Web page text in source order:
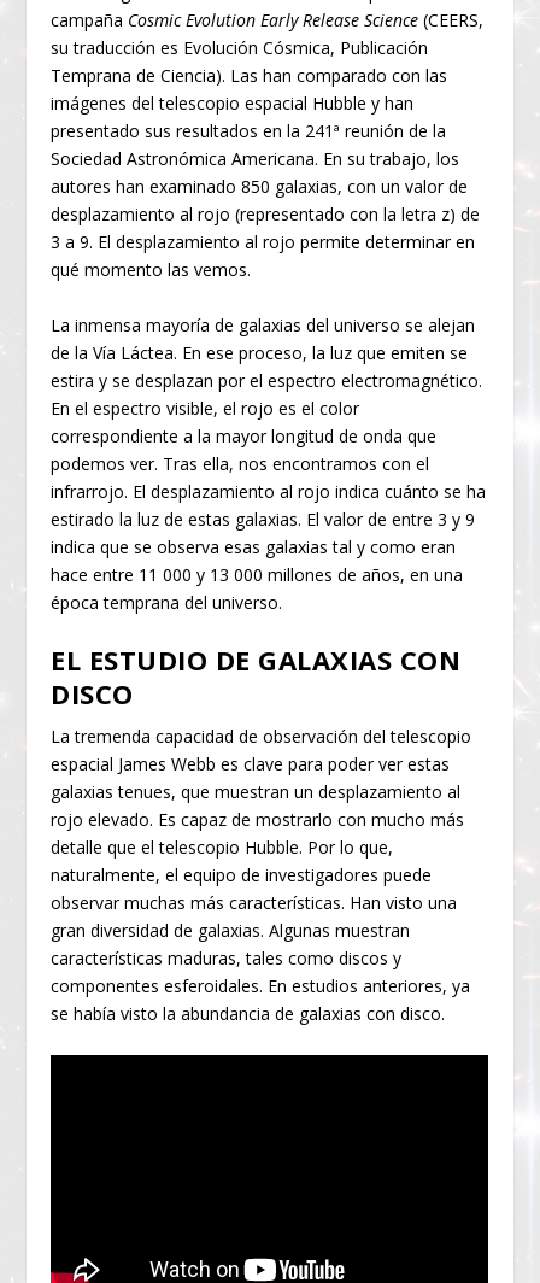
campaña Cosmic Evolution Early Release Science(CEERS,
su traducción es Evolución Cósmica, Publicación
Temprana de Ciencia). Las han comparado con las
imágenes del telescopio espacial Hubble y han
presentado sus resultados en la 241ª reunión de la
Sociedad Astronómica Americana. En su trabajo, los
autores han examinado 850 galaxias, con un valor de
desplazamiento al rojo (representado con la letra z) de
3 a 9. El desplazamiento al rojo permite determinar en
qué momento las vemos.
La inmensa mayoría de galaxias del universo se alejan
de la Vía Láctea. En ese proceso, la luz que emiten se
estira y se desplazan por el espectro electromagnético.
En el espectro visible, el rojo es el color
correspondiente a la mayor longitud de onda que
podemos ver. Tras ella, nos encontramos con el
infrarrojo. El desplazamiento al rojo indica cuánto se ha
estirado la luz de estas galaxias. El valor de entre 3 y 9
indica que se observa esas galaxias tal y como eran
hace entre 11 000 y 13 000 millones de años, en una
época temprana del universo.
EL ESTUDIO DE GALAXIAS CON
DISCO
La tremenda capacidad de observación del telescopio
espacial James Webb es clave para poder ver estas
galaxias tenues, que muestran un desplazamiento al
rojo elevado. Es capaz de mostrarlo con mucho más
detalle que el telescopio Hubble. Por lo que,
naturalmente, el equipo de investigadores puede
observar muchas más características. Han visto una
gran diversidad de galaxias. Algunas muestran
características maduras, tales como discos y
componentes esferoidales. En estudios anteriores, ya
se había visto la abundancia de galaxias con disco.